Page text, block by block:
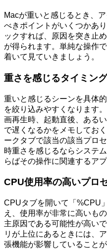
Macが重いと感じるとき、
べきポイントがいくつかあ
ックすれば、原因を突き止
が得られます。単純な操作
着いて見ていきましょう。
重さを感じるタイミン
重いと感じるシーンを具体
を絞り込みやすくなります
画再生時、起動直後、ある
で遅くなるかをメモしてお
ークタブで該当の該当プロ
時重さを感じるならシステ
らばその操作に関連するア
CPU使用率の高いプロ
CPUタブを開いて「%CPU
え、使用率が非常に高いも
主原因である可能性が高い
リが上位にあるときには、
張機能が影響していること